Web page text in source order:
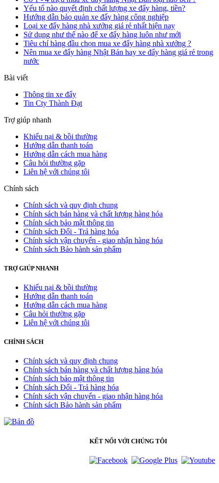
Yếu tố nào quyết định chất lượng xe đẩy hàng, tiền?
Hướng dẫn bảo quản xe đẩy hàng công nghiệp
Loại xe đẩy hàng nhà xưởng giá rẻ nhất hiện nay
Sử dụng như thế nào để xe đẩy hàng luôn như mới
Tiêu chí hàng đầu chọn mua xe đẩy hàng nhà xưởng ?
Nên mua xe đẩy hàng Nhật Bản hay xe đẩy hàng giá rẻ trong
nước
Bài viết
Thông tin xe đẩy
Tin Cty Thành Đạt
Trợ giúp nhanh
Khiếu nại & bồi thường
Hướng dẫn thanh toán
Hướng dẫn cách mua hàng
Câu hỏi thường gặp
Liên hệ với chúng tôi
Chính sách
Chính sách và quy định chung
Chính sách bán hàng và chất lượng hàng hóa
Chính sách bảo mật thông tin
Chính sách Đổi - Trả hàng hóa
Chính sách vận chuyển - giao nhận hàng hóa
Chính sách Bảo hành sản phẩm
TRỢ GIÚP NHANH
Khiếu nại & bồi thường
Hướng dẫn thanh toán
Hướng dẫn cách mua hàng
Câu hỏi thường gặp
Liên hệ với chúng tôi
CHÍNH SÁCH
Chính sách và quy định chung
Chính sách bán hàng và chất lượng hàng hóa
Chính sách bảo mật thông tin
Chính sách Đổi - Trả hàng hóa
Chính sách vận chuyển - giao nhận hàng hóa
Chính sách Bảo hành sản phẩm
KẾT NỐI VỚI CHÚNG TÔI